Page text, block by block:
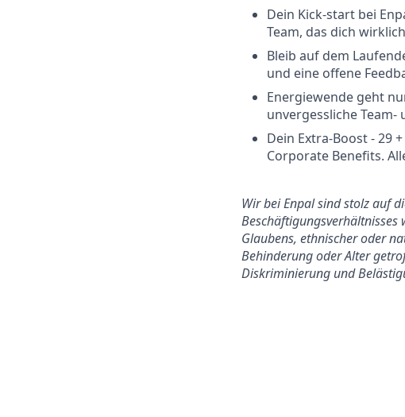
Dein Kick-start bei
Team, das dich
Bleib auf dem
und eine offene
Energiewende geht
unvergessliche Team-
Dein Extra-Boost - 29
Corporate Benefits.
Wir bei Enpal sind stolz auf
Beschäftigungsverhältnisses
Glaubens, ethnischer oder
Behinderung oder Alter
Diskriminierung und